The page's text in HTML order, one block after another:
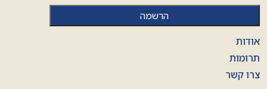
אודות
תרומות
צרו קשר